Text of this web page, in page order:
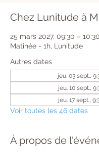
Chez Lunitude à
25 mars 2027, 09:30 – 10:30
Matinée - 1h, Lunitude
Autres dates
jeu. 03 sept.,
jeu. 10 sept.,
jeu. 17 sept.,
Voir toutes les 46 dates
À propos de